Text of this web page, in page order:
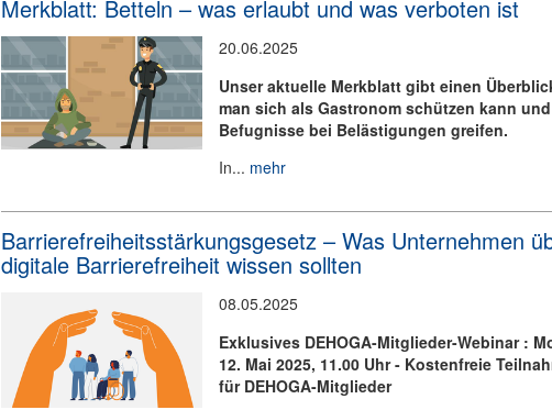
Merkblatt: Betteln – was erlaubt und was verboten ist
20.06.2025
Unser aktuelle Merkblatt gibt einen
man sich als Gastronom schützen kann
Befugnisse bei Belästigungen greifen.
In... mehr
Barrierefreiheitsstärkungsgesetz – Was Unternehmen
digitale Barrierefreiheit wissen sollten
08.05.2025
Exklusives DEHOGA-Mitglieder-Webinar :
12. Mai 2025, 11.00 Uhr - Kostenfreie
für DEHOGA-Mitglieder